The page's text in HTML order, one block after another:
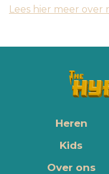
Lees hier meer
Heren
Kids
Over ons